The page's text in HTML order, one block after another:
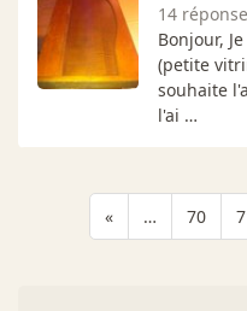
14
Bonjour,
(petite
souhaite
l'ai …
« … 70